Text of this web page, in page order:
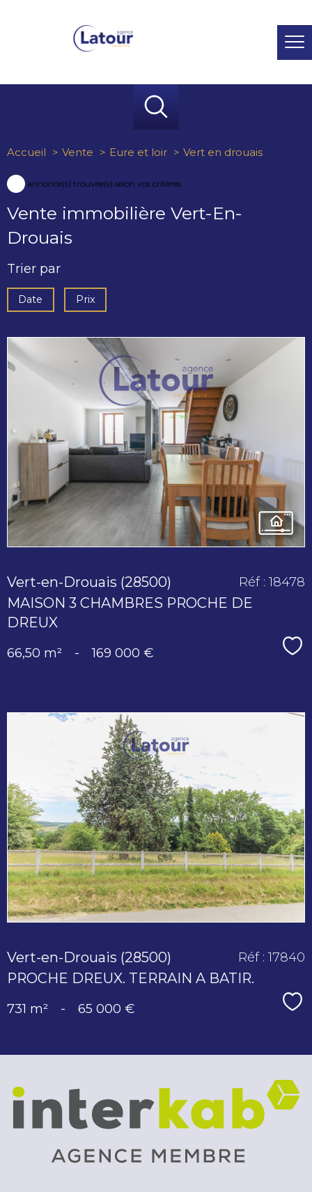
Accueil Vente Eure et loir Vert en drouais
annonce(s) trouvée(s) selon vos critères
Vente immobilière Vert-En-
Drouais
Trier par
Date Prix
voir le
bien
Vert-en-Drouais (28500)
MAISON 3 CHAMBRES PROCHE DE
DREUX
Réf : 18478
66,50 m² - 169 000 €
voir le
bien
Vert-en-Drouais (28500)
PROCHE DREUX. TERRAIN A BATIR.
Réf : 17840
731 m² - 65 000 €